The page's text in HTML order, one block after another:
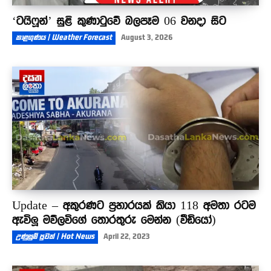
‘ටයිෆූන්’ සුළි කුණාටුවේ බලපෑම 06 වනදා සිට
කාළගුණය | Weather Forecast August 3, 2026
Update – අකුරණට ප්‍රහාරයක් කියා 118 අමතා රටම
ඇවිලූ මව්ලවිගේ තොරතුරු මෙන්න (වීඩියෝ)
උණුසුම් පුවත් | Hot News April 22, 2023